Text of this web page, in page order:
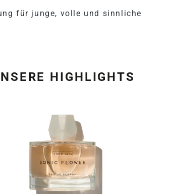
für junge, volle und sinnliche
HIGHLIGHTS